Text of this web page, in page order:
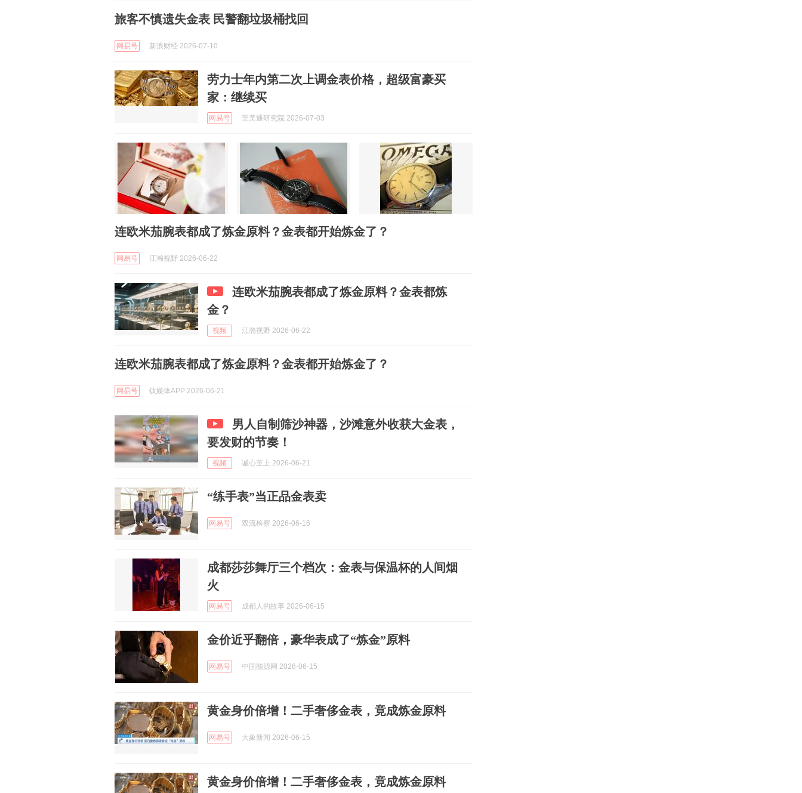
旅客不慎遗失金表 民警翻垃圾桶找回
网易号 新浪财经 2026-07-10
劳力士年内第二次上调金表价格，超级富豪买
家：继续买
网易号 至美通研究院 2026-07-03
连欧米茄腕表都成了炼金原料？金表都开始炼金了？
网易号 江瀚视野 2026-06-22
连欧米茄腕表都成了炼金原料？金表都炼
金？
视频 江瀚视野 2026-06-22
连欧米茄腕表都成了炼金原料？金表都开始炼金了？
网易号 钛媒体APP 2026-06-21
男人自制筛沙神器，沙滩意外收获大金表，
要发财的节奏！
视频 诚心至上 2026-06-21
“练手表”当正品金表卖
网易号 双流检察 2026-06-16
成都莎莎舞厅三个档次：金表与保温杯的人间烟
火
网易号 成都人的故事 2026-06-15
金价近乎翻倍，豪华表成了“炼金”原料
网易号 中国能源网 2026-06-15
黄金身价倍增！二手奢侈金表，竟成炼金原料
网易号 大象新闻 2026-06-15
黄金身价倍增！二手奢侈金表，竟成炼金原料